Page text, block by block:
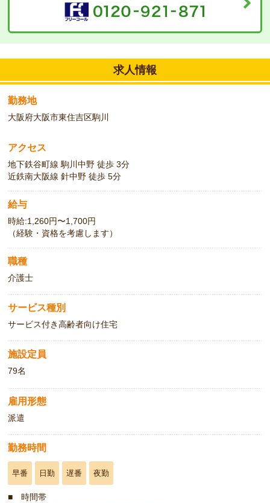
求人情報
勤務地
大阪府大阪市東住吉区駒川
アクセス
地下鉄谷町線 駒川中野 徒歩 3分
近鉄南大阪線 針中野 徒歩 5分
給与
時給:1,260円〜1,700円
（経験・資格を考慮します）
職種
介護士
サービス種別
サービス付き高齢者向け住宅
施設定員
79名
雇用形態
派遣
勤務時間
早番 日勤 遅番 夜勤
■ 時間帯